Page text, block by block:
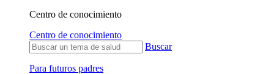
Centro de conocimiento
Centro de conocimiento
Buscar
Para futuros padres